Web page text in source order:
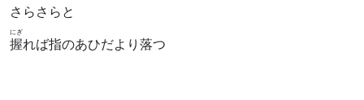
さらさらと
握
にぎ
れば指のあひだより落つ